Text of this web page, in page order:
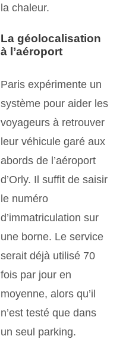
la chaleur.
La géolocalisation
à l’aéroport
Paris expérimente un
système pour aider les
voyageurs à retrouver
leur véhicule garé aux
abords de l’aéroport
d’Orly. Il suffit de saisir
le numéro
d’immatriculation sur
une borne. Le service
serait déjà utilisé 70
fois par jour en
moyenne, alors qu’il
n’est testé que dans
un seul parking.